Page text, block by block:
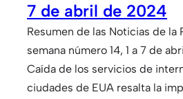
7 de abril de 2024
Resumen de las Noticias de la
semana número 14, 1 a 7 de
Caída de los servicios de
ciudades de EUA resalta la